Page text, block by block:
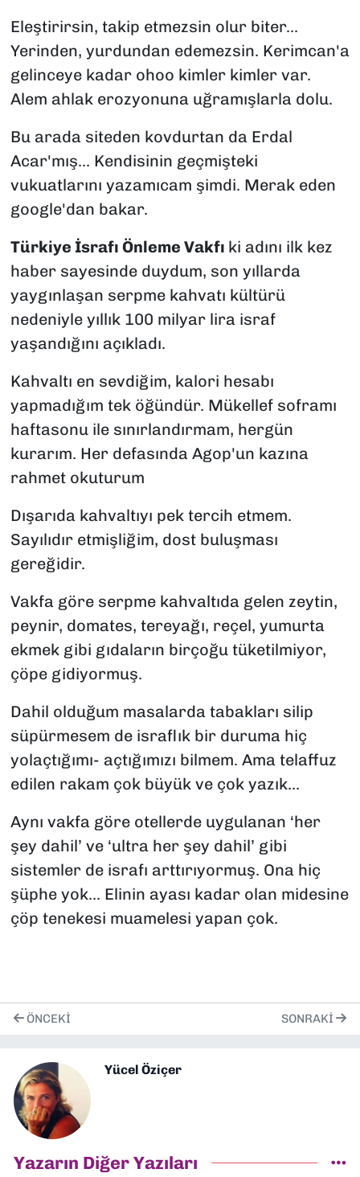
Eleştirirsin, takip etmezsin olur biter...
Yerinden, yurdundan edemezsin. Kerimcan'a
gelinceye kadar ohoo kimler kimler var.
Alem ahlak erozyonuna uğramışlarla dolu.
Bu arada siteden kovdurtan da Erdal
Acar'mış... Kendisinin geçmişteki
vukuatlarını yazamıcam şimdi. Merak eden
google'dan bakar.
Türkiye İsrafı Önleme Vakfı ki adını ilk kez
haber sayesinde duydum, son yıllarda
yaygınlaşan serpme kahvatı kültürü
nedeniyle yıllık 100 milyar lira israf
yaşandığını açıkladı.
Kahvaltı en sevdiğim, kalori hesabı
yapmadığım tek öğündür. Mükellef soframı
haftasonu ile sınırlandırmam, hergün
kurarım. Her defasında Agop'un kazına
rahmet okuturum
Dışarıda kahvaltıyı pek tercih etmem.
Sayılıdır etmişliğim, dost buluşması
gereğidir.
Vakfa göre serpme kahvaltıda gelen zeytin,
peynir, domates, tereyağı, reçel, yumurta
ekmek gibi gıdaların birçoğu tüketilmiyor,
çöpe gidiyormuş.
Dahil olduğum masalarda tabakları silip
süpürmesem de israflık bir duruma hiç
yolaçtığımı- açtığımızı bilmem. Ama telaffuz
edilen rakam çok büyük ve çok yazık...
Aynı vakfa göre otellerde uygulanan ‘her
şey dahil’ ve ‘ultra her şey dahil’ gibi
sistemler de israfı arttırıyormuş. Ona hiç
şüphe yok... Elinin ayası kadar olan midesine
çöp tenekesi muamelesi yapan çok.
ÖNCEKI SONRAKI
Yücel Öziçer
Yazarın Diğer Yazıları